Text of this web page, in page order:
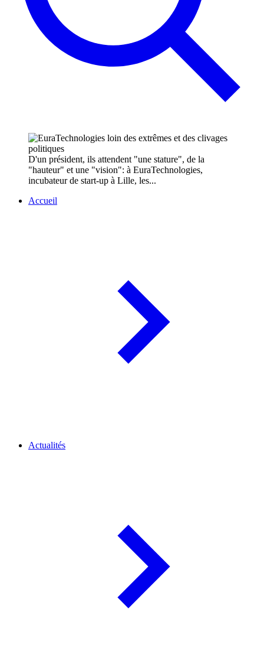
D'un président, ils attendent "une stature", de la
"hauteur" et une "vision": à EuraTechnologies,
incubateur de start-up à Lille, les...
Accueil
Actualités